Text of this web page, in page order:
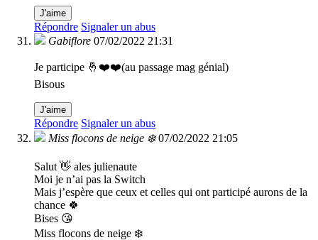
J'aime
Répondre Signaler un abus
Gabiflore 07/02/2022 21:31
Je participe 🤞❤️❤️(au passage mag génial)
Bisous
J'aime
Répondre Signaler un abus
Miss flocons de neige ❄️ 07/02/2022 21:05
Salut 👋 ales julienaute
Moi je n’ai pas la Switch
Mais j’espère que ceux et celles qui ont participé aurons de la
chance 🍀
Bises 😘
Miss flocons de neige ❄️